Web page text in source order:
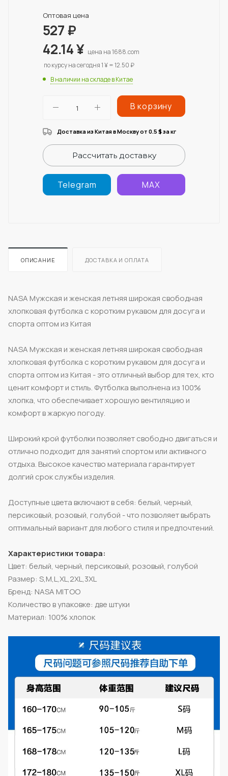
Оптовая цена
527₽
42.14¥ цена на 1688.com
по курсу на сегодня 1 ¥ = 12.50 ₽
В наличии на складе в Китае
В корзину
Доставка из Китая в Москву от 0.5 $за кг
Рассчитать доставку
Telegram MAX
ОПИСАНИЕ ДОСТАВКА И ОПЛАТА
NASA Мужская и женская летняя широкая свободная
хлопковая футболка с коротким рукавом для досуга и
спорта оптом из Китая
NASA Мужская и женская летняя широкая свободная
хлопковая футболка с коротким рукавом для досуга и
спорта оптом из Китая - это отличный выбор для тех, кто
ценит комфорт и стиль. Футболка выполнена из 100%
хлопка, что обеспечивает хорошую вентиляцию и
комфорт в жаркую погоду.
Широкий крой футболки позволяет свободно двигаться и
отлично подходит для занятий спортом или активного
отдыха. Высокое качество материала гарантирует
долгий срок службы изделия.
Доступные цвета включают в себя: белый, черный,
персиковый, розовый, голубой - что позволяет выбрать
оптимальный вариант для любого стиля и предпочтений.
Характеристики товара:
Цвет: белый, черный, персиковый, розовый, голубой
Размер: S,M,L,XL,2XL,3XL
Бренд: NASA MITOO
Количество в упаковке: две штуки
Материал: 100% хлопок